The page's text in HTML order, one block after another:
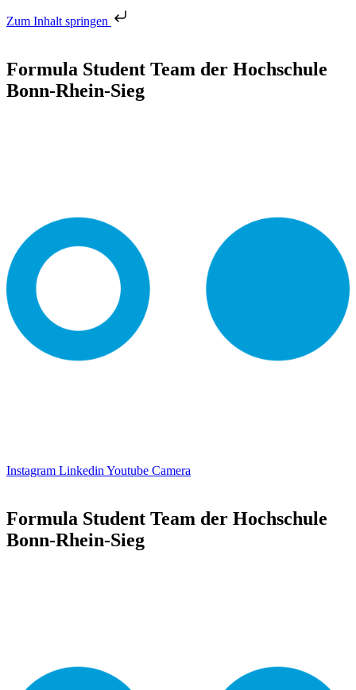
Zum Inhalt springen
Formula Student Team der Hochschule
Bonn-Rhein-Sieg
Instagram Linkedin Youtube Camera
Formula Student Team der Hochschule
Bonn-Rhein-Sieg